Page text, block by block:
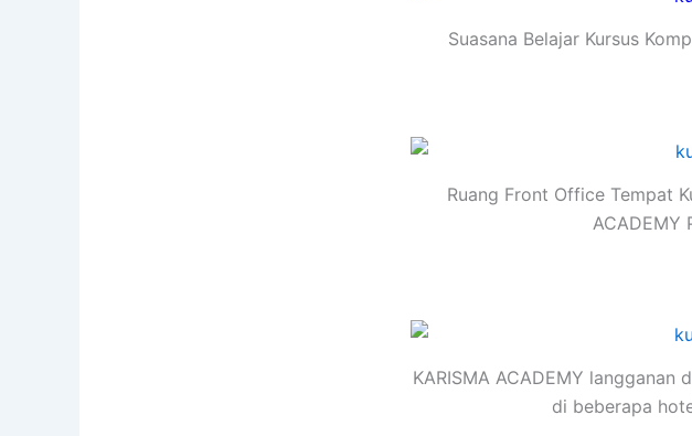
Suasana Belajar Kursus
Ruang Front Office Tempat
ACADEMY
KARISMA ACADEMY
di beberapa